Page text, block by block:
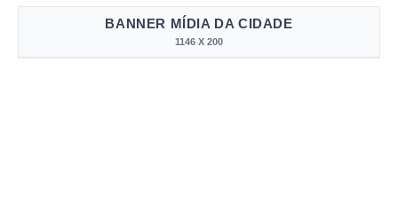
BANNER MÍDIA DA CIDADE
1146 X 200